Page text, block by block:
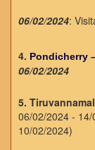
06/02/2024:
4. Pondicherry
06/02/2024
5.
06/02/2024 - 14/
10/02/2024)